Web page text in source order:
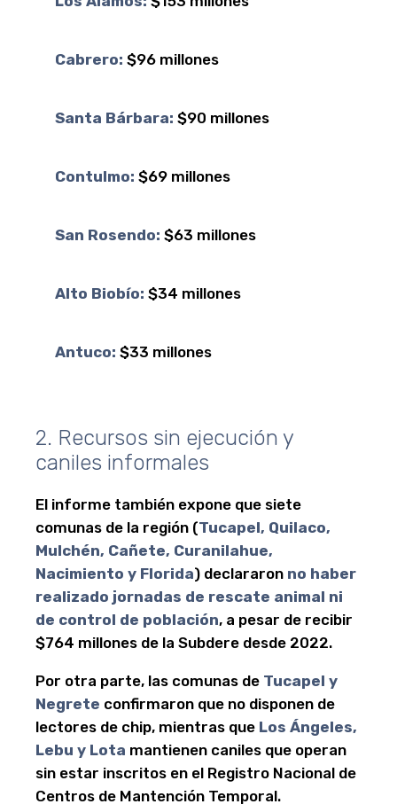
Cabrero: $96 millones
Santa Bárbara: $90 millones
Contulmo: $69 millones
San Rosendo: $63 millones
Alto Biobío: $34 millones
Antuco: $33 millones
2. Recursos sin ejecución y
caniles informales
El informe también expone que siete
comunas de la región (Tucapel, Quilaco,
Mulchén, Cañete, Curanilahue,
Nacimiento y Florida) declararon no haber
realizado jornadas de rescate animal ni
de control de población, a pesar de recibir
$764 millones de la Subdere desde 2022.
Por otra parte, las comunas de Tucapel y
Negrete confirmaron que no disponen de
lectores de chip, mientras que Los Ángeles,
Lebu y Lota mantienen caniles que operan
sin estar inscritos en el Registro Nacional de
Centros de Mantención Temporal.